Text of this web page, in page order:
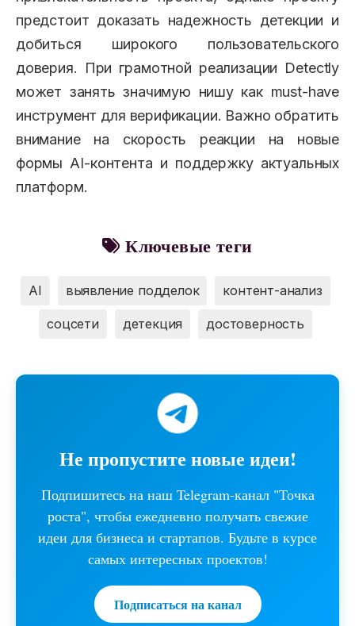
предстоит доказать надежность детекции и
добиться широкого пользовательского
доверия. При грамотной реализации Detectly
может занять значимую нишу как must-have
инструмент для верификации. Важно обратить
внимание на скорость реакции на новые
формы AI-контента и поддержку актуальных
платформ.
Ключевые теги
AI выявление подделок контент-анализ
соцсети детекция достоверность
Не пропустите новые идеи!
Подпишитесь на наш Telegram-канал "Точка
роста", чтобы ежедневно получать свежие
идеи для бизнеса и стартапов. Будьте в курсе
самых интересных проектов!
Подписаться на канал